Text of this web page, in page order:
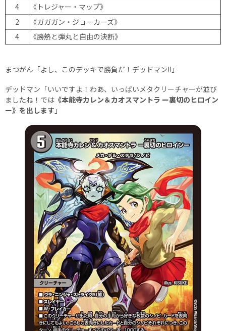
4
《トレジャー・マップ》
2
《ガガガン・ジョーカーズ》
4
《勝熱と弾丸と自由の決断》
まつがん「よし、このデッキで勝負だ！デッドマン!!」
デッドマン「いいですよ！わあ、いっぱいメタクリーチャーが並び
ましたね！では 《本能寺カレン＆カオスマントラ ー裏切のヒロイン
ー》を出します 」